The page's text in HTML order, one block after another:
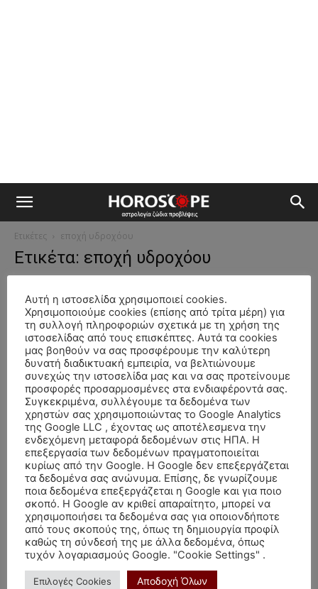
Ετικέτες εποχή υδροχόου
Ετικέτα: εποχή υδροχόου
Η Εποχή του Υδροχόου και τα σημεία των
καιρών
Πολλά έχουν ακουστεί και ακούγονται γιά την Εποχή του
Υδροχόου, ελάχιστα όμως ειναι αυτά που ο κόσμος μπορεί αυτή
την στιγμή να φανταστεί, για...
Σας αρέσει η δουλειά μας, υποστηρίξτε μας!
ΜΕΓΑΛΗ ΕΥΚΑΙΡΙΑ (πατήστε)
Αυτή η ιστοσελίδα χρησιμοποιεί cookies.
Χρησιμοποιούμε cookies (επίσης από τρίτα μέρη) για
τη συλλογή πληροφοριών σχετικά με τη χρήση της
ιστοσελίδας από τους επισκέπτες. Αυτά τα cookies
μας βοηθούν να σας προσφέρουμε την καλύτερη
δυνατή διαδικτυακή εμπειρία, να βελτιώνουμε
συνεχώς την ιστοσελίδα μας και να σας προτείνουμε
προσφορές προσαρμοσμένες στα ενδιαφέροντά σας.
Συγκεκριμένα, συλλέγουμε τα δεδομένα των
χρηστών σας χρησιμοποιώντας το Google Analytics
της Google LLC , έχοντας ως αποτέλεσμενα την
ενδεχόμενη μεταφορά δεδομένων στις ΗΠΑ. Η
επεξεργασία των δεδομένων πραγματοποιείται
κυρίως από την Google. Η Google δεν επεξεργάζεται
τα δεδομένα σας ανώνυμα. Επίσης, δε γνωρίζουμε
ποια δεδομένα επεξεργάζεται η Google και για ποιο
σκοπό. Η Google αν κριθεί απαραίτητο, μπορεί να
χρησιμοποιήσει τα δεδομένα σας για οποιονδήποτε
από τους σκοπούς της, όπως τη δημιουργία προφίλ
καθώς τη σύνδεσή της με άλλα δεδομένα, όπως
τυχόν λογαριασμούς Google. "Cookie Settings" .
Επιλογές Cookies Αποδοχή Όλων